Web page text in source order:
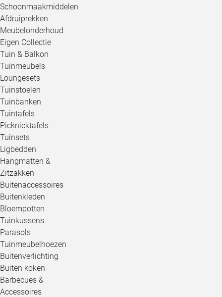
Schoonmaakmiddelen
Afdruiprekken
Meubelonderhoud
Eigen Collectie
Tuin & Balkon
Tuinmeubels
Loungesets
Tuinstoelen
Tuinbanken
Tuintafels
Picknicktafels
Tuinsets
Ligbedden
Hangmatten &
Zitzakken
Buitenaccessoires
Buitenkleden
Bloempotten
Tuinkussens
Parasols
Tuinmeubelhoezen
Buitenverlichting
Buiten koken
Barbecues &
Accessoires